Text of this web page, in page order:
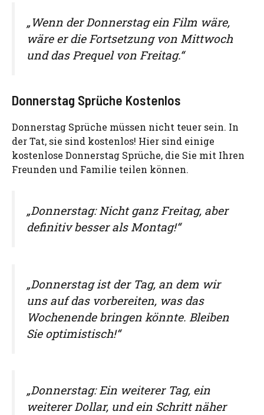
„Wenn der Donnerstag ein Film wäre,
wäre er die Fortsetzung von Mittwoch
und das Prequel von Freitag.“
Donnerstag Sprüche Kostenlos
Donnerstag Sprüche müssen nicht teuer sein. In
der Tat, sie sind kostenlos! Hier sind einige
kostenlose Donnerstag Sprüche, die Sie mit Ihren
Freunden und Familie teilen können.
„Donnerstag: Nicht ganz Freitag, aber
definitiv besser als Montag!“
„Donnerstag ist der Tag, an dem wir
uns auf das vorbereiten, was das
Wochenende bringen könnte. Bleiben
Sie optimistisch!“
„Donnerstag: Ein weiterer Tag, ein
weiterer Dollar, und ein Schritt näher